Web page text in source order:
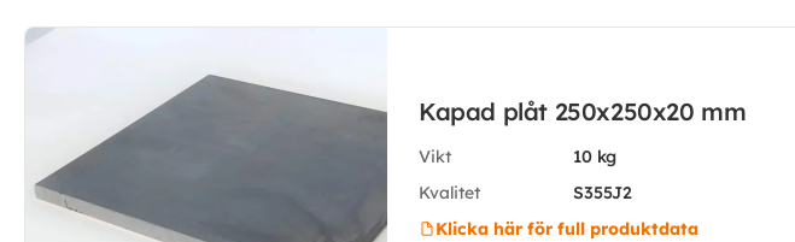
Kapad plåt 250x250x20 mm
Vikt
10 kg
Kvalitet
S355J2
Klicka här för full produktdata